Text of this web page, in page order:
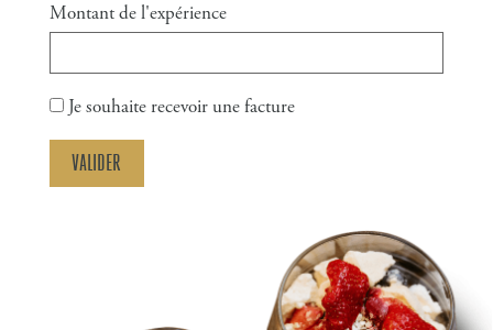
Montant de l'expérience
Je souhaite recevoir une facture